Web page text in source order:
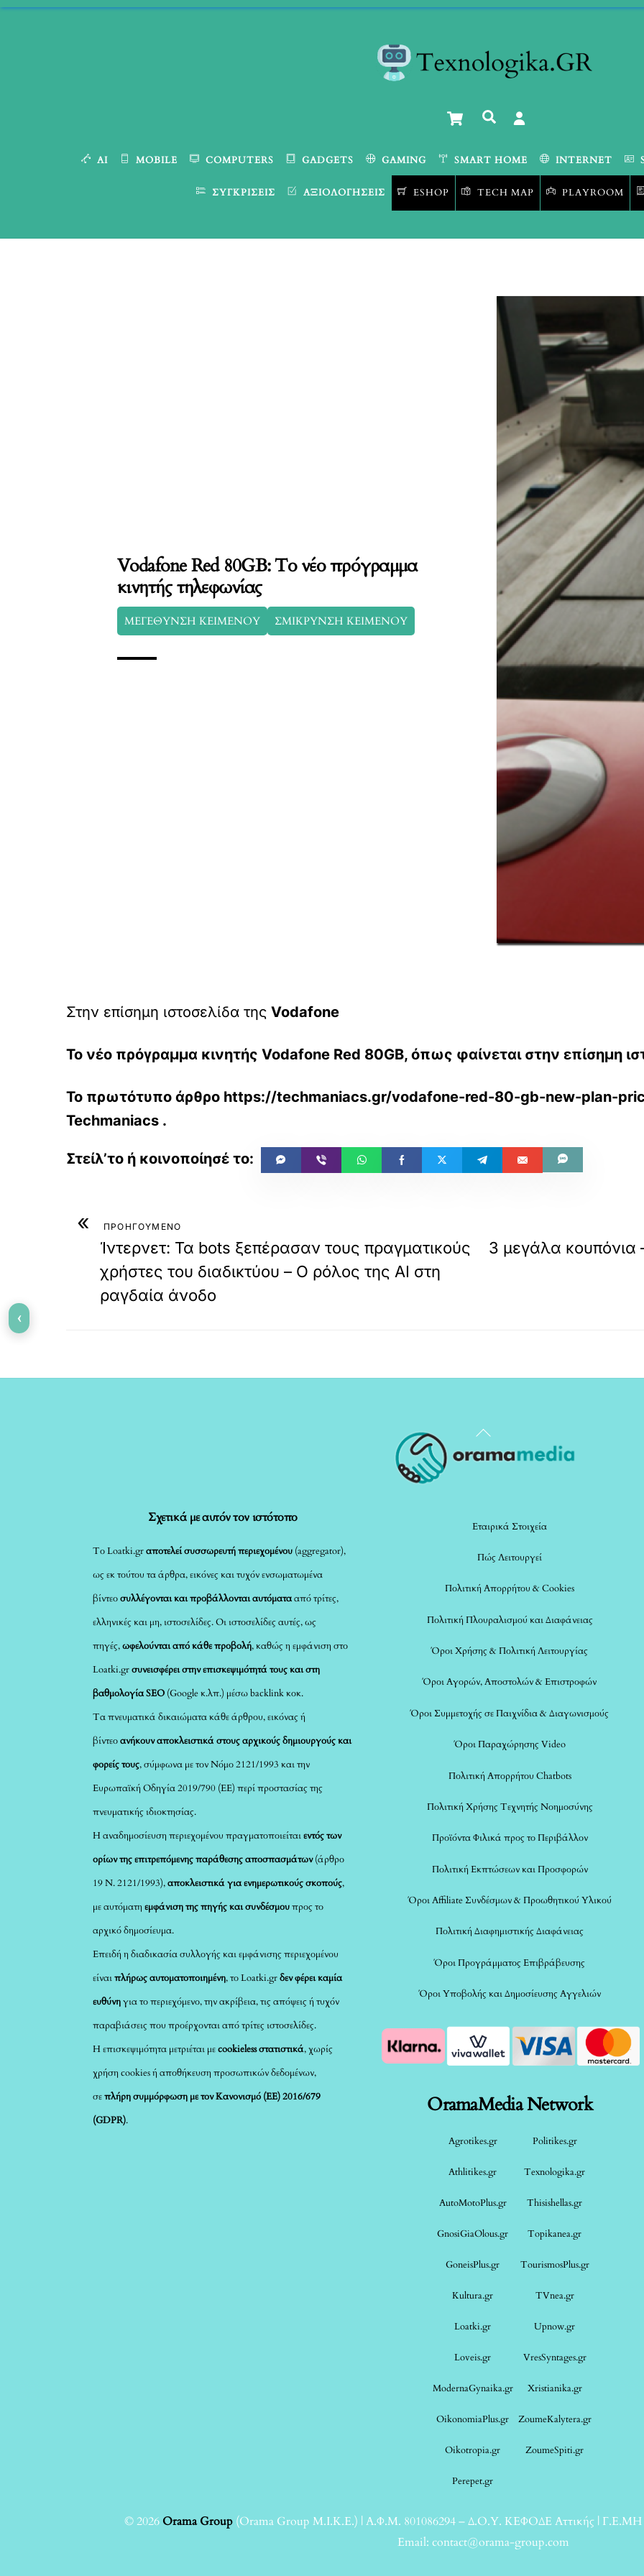
Skip
Cart Αναζήτηση
AI MOBILE COMPUTERS GADGETS GAMING SMART HOME INTERNET
ΣΥΓΚΡΊΣΕΙΣ ΑΞΙΟΛΟΓΉΣΕΙΣ ESHOP TECH MAP PLAYROOM
Vodafone Red 80GB: Το νέο πρόγραμμα
κινητής τηλεφωνίας
ΜΕΓΕΘΥΝΣΗ ΚΕΙΜΕΝΟΥ ΣΜΙΚΡΥΝΣΗ ΚΕΙΜΕΝΟΥ
Στην επίσημη ιστοσελίδα της Vodafone
Το νέο πρόγραμμα κινητής Vodafone Red 80GB, όπως φαίνεται στην επίσημη
Το πρωτότυπο άρθρο https://techmaniacs.gr/vodafone-red-80-gb-new-plan-
Techmaniacs .
« ΠΡΟΗΓΟΥΜΕΝΟ
Ίντερνετ: Τα bots ξεπέρασαν τους πραγματικούς
χρήστες του διαδικτύου – Ο ρόλος της AI στη
ραγδαία άνοδο
3 μεγάλα κουπόνια
Back
To
Σχετικά με αυτόν τον ιστότοπο
Το Loatki.grαποτελεί συσσωρευτή περιεχομένου (aggregator),
ως εκ τούτου τα άρθρα, εικόνες και τυχόν ενσωματωμένα
βίντεοσυλλέγονται και προβάλλονται αυτόματααπό τρίτες,
ελληνικές και μη, ιστοσελίδες. Οι ιστοσελίδες αυτές, ως
πηγές,ωφελούνται από κάθε προβολή, καθώς η εμφάνιση στο
Loatki.grσυνεισφέρει στην επισκεψιμότητά τους και στη
βαθμολογία SEO (Google κ.λπ.) μέσω backlink κοκ.
Τα πνευματικά δικαιώματα κάθε άρθρου, εικόνας ή
βίντεοανήκουν αποκλειστικά στους αρχικούς δημιουργούς και
φορείς τους, σύμφωνα με τον Νόμο 2121/1993 και την
Ευρωπαϊκή Οδηγία 2019/790 (ΕΕ) περί προστασίας της
πνευματικής ιδιοκτησίας.
Η αναδημοσίευση περιεχομένου πραγματοποιείταιεντός των
ορίων της επιτρεπόμενης παράθεσης αποσπασμάτων(άρθρο
19 Ν. 2121/1993),αποκλειστικά για ενημερωτικούς σκοπούς,
με αυτόματηεμφάνιση της πηγής και συνδέσμουπρος το
αρχικό δημοσίευμα.
Επειδή η διαδικασία συλλογής και εμφάνισης περιεχομένου
είναιπλήρως αυτοματοποιημένη, το Loatki.grδεν φέρει καμία
ευθύνηγια το περιεχόμενο, την ακρίβεια, τις απόψεις ή τυχόν
παραβιάσεις που προέρχονται από τρίτες ιστοσελίδες.
Η επισκεψιμότητα μετριέται μεcookieless στατιστικά, χωρίς
χρήση cookies ή αποθήκευση προσωπικών δεδομένων,
σεπλήρη συμμόρφωση με τον Κανονισμό (ΕΕ) 2016/679
(GDPR).
Εταιρικά Στοιχεία
Πώς Λειτουργεί
Πολιτική Απορρήτου & Cookies
Πολιτική Πλουραλισμού και Διαφάνειας
Όροι Χρήσης & Πολιτική Λειτουργίας
Όροι Αγορών, Αποστολών & Επιστροφών
Όροι Συμμετοχής σε Παιχνίδια & Διαγωνισμούς
Όροι Παραχώρησης Video
Πολιτική Απορρήτου Chatbots
Πολιτική Χρήσης Τεχνητής Νοημοσύνης
Προϊόντα Φιλικά προς το Περιβάλλον
Πολιτική Εκπτώσεων και Προσφορών
Όροι Affiliate Συνδέσμων & Προωθητικού Υλικού
Πολιτική Διαφημιστικής Διαφάνειας
Όροι Προγράμματος Επιβράβευσης
Όροι Υποβολής και Δημοσίευσης Αγγελιών
OramaMedia Network
Agrotikes.gr Politikes.gr
Athlitikes.gr Texnologika.gr
AutoMotoPlus.gr Thisishellas.gr
GnosiGiaOlous.gr Topikanea.gr
GoneisPlus.gr TourismosPlus.gr
Kultura.gr TVnea.gr
Loatki.gr Upnow.gr
Loveis.gr VresSyntages.gr
ModernaGynaika.gr Xristianika.gr
OikonomiaPlus.gr ZoumeKalytera.gr
Oikotropia.gr ZoumeSpiti.gr
Perepet.gr
© 2026Orama Group (Orama Group Μ.Ι.Κ.Ε.) | Α.Φ.Μ. 801086294 – Δ.Ο.Υ. ΚΕΦΟΔΕ Αττικής | Γ.Ε.ΜΗ
Email: contact@orama-group.com
‹